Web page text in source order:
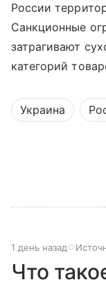
России
Санкционные
затрагивают
категорий
Украина
1 день назад
Что